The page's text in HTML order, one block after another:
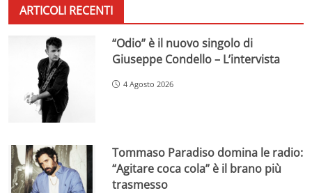
ARTICOLI RECENTI
“Odio” è il nuovo singolo di
Giuseppe Condello – L’intervista
4 Agosto 2026
Tommaso Paradiso domina le radio:
“Agitare coca cola” è il brano più
trasmesso